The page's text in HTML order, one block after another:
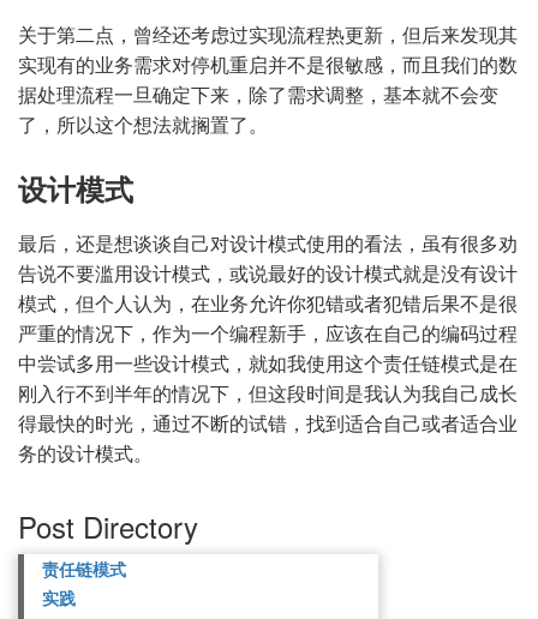
关于第二点，曾经还考虑过实现流程热更新，但后来发现其
实现有的业务需求对停机重启并不是很敏感，而且我们的数
据处理流程一旦确定下来，除了需求调整，基本就不会变
了，所以这个想法就搁置了。
设计模式
最后，还是想谈谈自己对设计模式使用的看法，虽有很多劝
告说不要滥用设计模式，或说最好的设计模式就是没有设计
模式，但个人认为，在业务允许你犯错或者犯错后果不是很
严重的情况下，作为一个编程新手，应该在自己的编码过程
中尝试多用一些设计模式，就如我使用这个责任链模式是在
刚入行不到半年的情况下，但这段时间是我认为我自己成长
得最快的时光，通过不断的试错，找到适合自己或者适合业
务的设计模式。
Post Directory
责任链模式
实践